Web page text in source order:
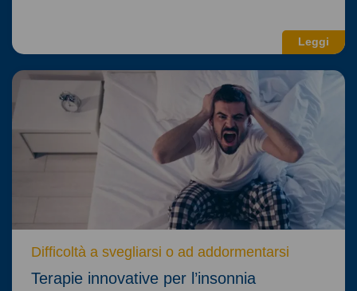
Leggi
Difficoltà a svegliarsi o ad addormentarsi
Terapie innovative per l’insonnia